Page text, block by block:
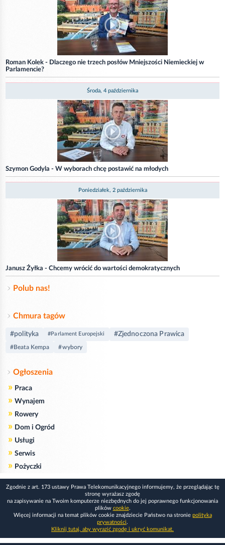
Roman Kolek - Dlaczego nie trzech posłów Mniejszości Niemieckiej w
Parlamencie?
Środa, 4 października
Szymon Godyla - W wyborach chcę postawić na młodych
Poniedziałek, 2 października
Janusz Żyłka - Chcemy wrócić do wartości demokratycznych
Polub nas!
Chmura tagów
#polityka #Parlament Europejski #Zjednoczona Prawica
#Beata Kempa #wybory
Ogłoszenia
» Praca
» Wynajem
» Rowery
» Dom i Ogród
» Usługi
» Serwis
» Pożyczki
Zgodnie z art. 173 ustawy Prawa Telekomunikacyjnego informujemy, że przeglądając tę
stronę wyrażasz zgodę
na zapisywanie na Twoim komputerze niezbędnych do jej poprawnego funkcjonowania
plików cookie.
Więcej informacji na temat plików cookie znajdziecie Państwo na stronie polityka
prywatności.
Kliknij tutaj, aby wyrazić zgodę i ukryć komunikat.